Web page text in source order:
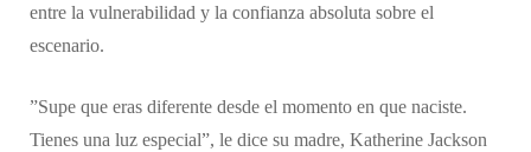
entre la vulnerabilidad y la confianza absoluta sobre el
escenario.
​”Supe que eras diferente desde el momento en que naciste.
Tienes una luz especial”, le dice su madre, Katherine Jackson